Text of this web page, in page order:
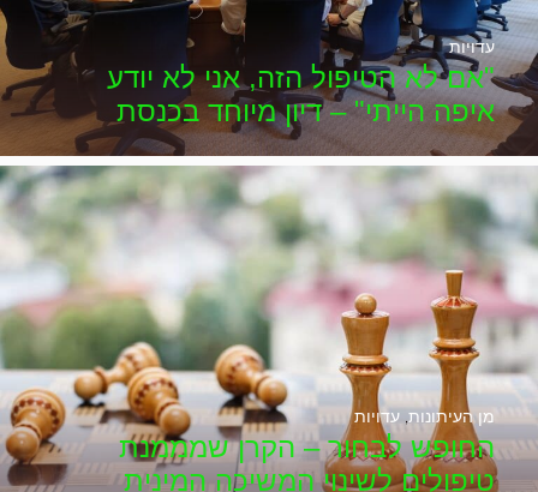
"אם לא הטיפול הזה, אני לא יודע
איפה הייתי" – דיון מיוחד בכנסת
עדויות
החופש לבחור – הקרן שמממנת
טיפולים לשינוי המשיכה המינית
מן העיתונות, עדויות